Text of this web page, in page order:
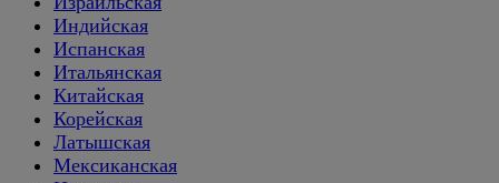
Индийская
Испанская
Итальянская
Китайская
Корейская
Латышская
Мексиканская